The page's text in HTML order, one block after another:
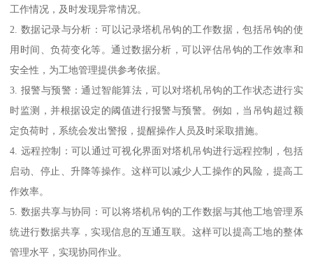
工作情况，及时发现异常情况。
2. 数据记录与分析：可以记录塔机吊钩的工作数据，包括吊钩的使
用时间、负荷变化等。通过数据分析，可以评估吊钩的工作效率和
安全性，为工地管理提供参考依据。
3. 报警与预警：通过智能算法，可以对塔机吊钩的工作状态进行实
时监测，并根据设定的阈值进行报警与预警。例如，当吊钩超过额
定负荷时，系统会发出警报，提醒操作人员及时采取措施。
4. 远程控制：可以通过可视化界面对塔机吊钩进行远程控制，包括
启动、停止、升降等操作。这样可以减少人工操作的风险，提高工
作效率。
5. 数据共享与协同：可以将塔机吊钩的工作数据与其他工地管理系
统进行数据共享，实现信息的互通互联。这样可以提高工地的整体
管理水平，实现协同作业。